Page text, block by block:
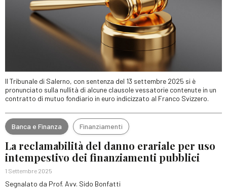
Il Tribunale di Salerno, con sentenza del 13 settembre 2025 si è
pronunciato sulla nullità di alcune clausole vessatorie contenute in un
contratto di mutuo fondiario in euro indicizzato al Franco Svizzero.
Banca e Finanza Finanziamenti
La reclamabilità del danno erariale per uso
intempestivo dei finanziamenti pubblici
1 Settembre 2025
Segnalato da Prof. Avv. Sido Bonfatti